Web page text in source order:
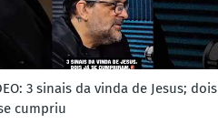
3 sinais da vinda de Jesus; dois
cumpriu